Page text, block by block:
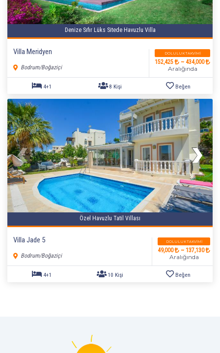
7+2 12 Kişi Beğen
Denize Sıfır Lüks Sitede Havuzlu Villa
Villa Meridyen
Bodrum/Boğaziçi
DOLULUK TAKVIMI
152,425 ~ 434,000
Aralığında
Özel Havuzlu Tatil Villası
Villa Jade 5
Bodrum/Boğaziçi
DOLULUK TAKVIMI
49,000 ~ 137,130
Aralığında